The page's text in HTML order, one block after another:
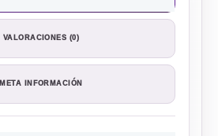
VALORACIONES (0)
META INFORMACIÓN